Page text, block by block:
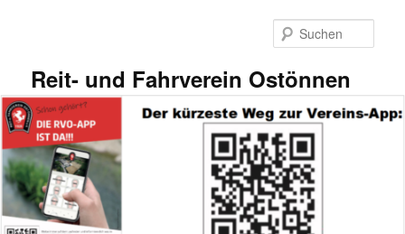
Reit- und Fahrverein Ostönnen